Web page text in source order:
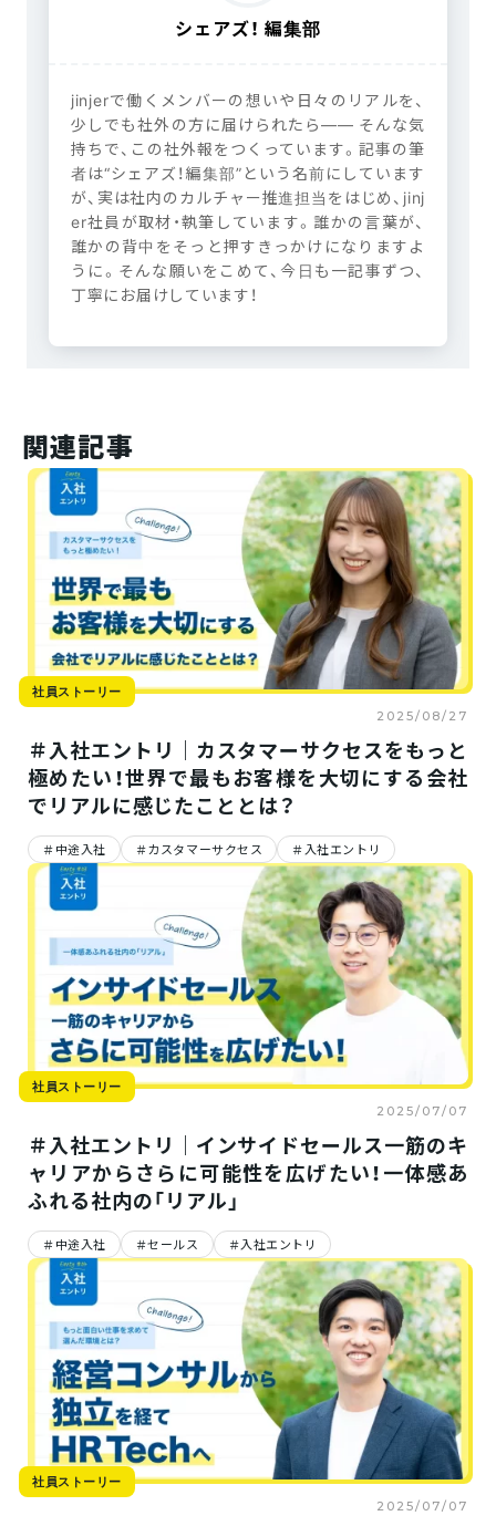
シェアズ！ 編集部
jinjerで働くメンバーの想いや日々のリアルを、
少しでも社外の方に届けられたら―― そんな気
持ちで、この社外報をつくっています。記事の筆
者は“シェアズ！編集部”という名前にしています
が、実は社内のカルチャー推進担当をはじめ、jinj
er社員が取材・執筆しています。誰かの言葉が、
誰かの背中をそっと押すきっかけになりますよ
うに。そんな願いをこめて、今日も一記事ずつ、
丁寧にお届けしています！
関連記事
社員ストーリー
2025/08/27
＃入社エントリ｜カスタマーサクセスをもっと
極めたい！世界で最もお客様を大切にする会社
でリアルに感じたこととは？
中途入社 カスタマーサクセス 入社エントリ
社員ストーリー
2025/07/07
＃入社エントリ｜インサイドセールス一筋のキ
ャリアからさらに可能性を広げたい！一体感あ
ふれる社内の「リアル」
中途入社 セールス 入社エントリ
社員ストーリー
2025/07/07